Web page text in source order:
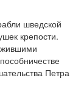
шведской
крепости.
Петра